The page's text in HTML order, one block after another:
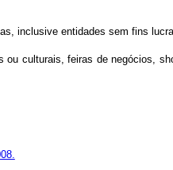
inclusive entidades sem fins
ou culturais, feiras de negócios,